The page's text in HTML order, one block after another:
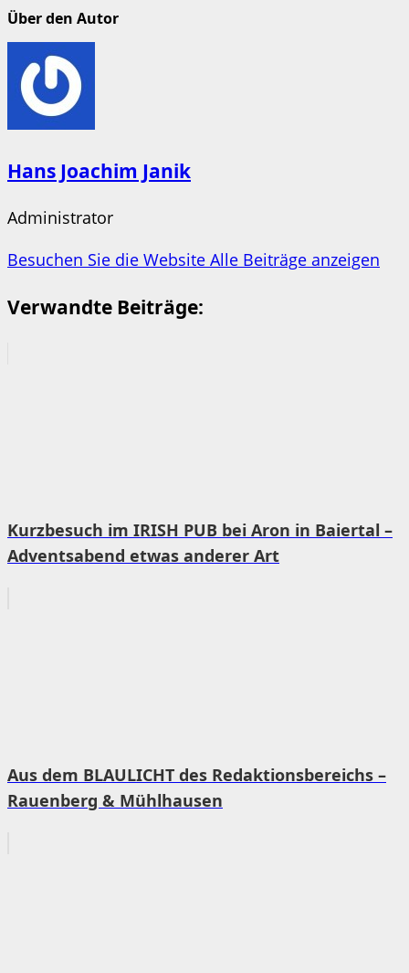
Über den Autor
Hans Joachim Janik
Administrator
Besuchen Sie die Website Alle Beiträge anzeigen
Verwandte Beiträge:
Kurzbesuch im IRISH PUB bei Aron in Baiertal –
Adventsabend etwas anderer Art
Aus dem BLAULICHT des Redaktionsbereichs –
Rauenberg & Mühlhausen